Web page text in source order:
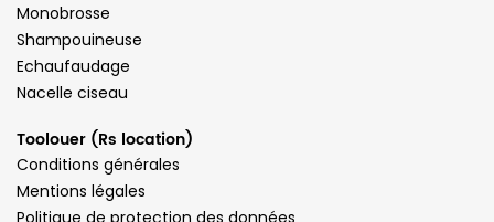
Monobrosse
Shampouineuse
Echaufaudage
Nacelle ciseau
Toolouer (Rs location)
Conditions générales
Mentions légales
Politique de protection des données